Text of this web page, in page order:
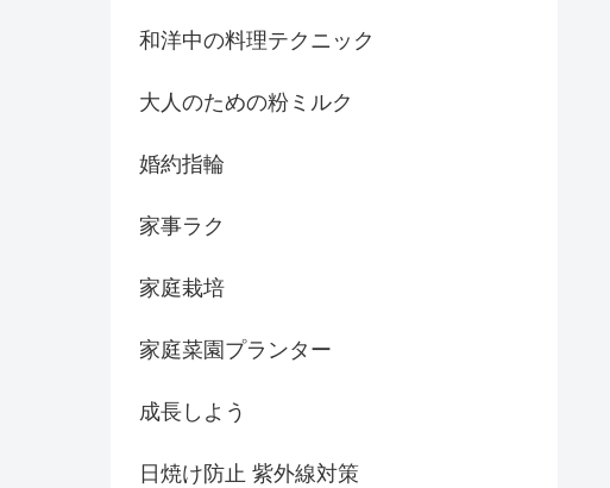
和洋中の料理テクニック
大人のための粉ミルク
婚約指輪
家事ラク
家庭栽培
家庭菜園プランター
成長しよう
日焼け防止 紫外線対策